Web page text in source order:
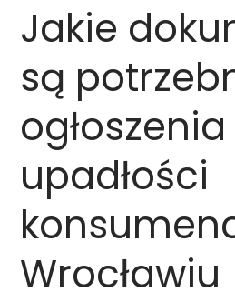
Jakie
są
ogłoszenia
upadłości
Wrocławiu